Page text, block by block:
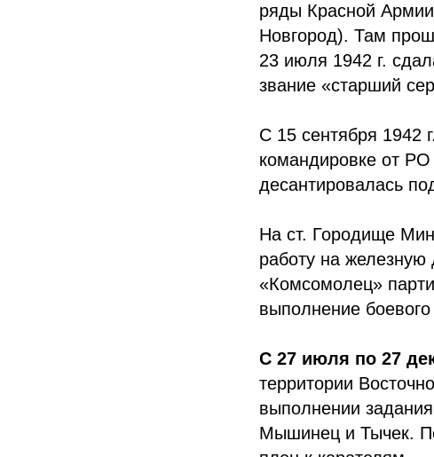
ряды Красной
Новгород). Там
23 июля 1942 г.
звание «старший
С 15 сентября 1942
командировке от
десантировалась
На ст. Городище
работу на железную
«Комсомолец»
выполнение
С 27 июля по 27
территории
выполнении
Мышинец и Тычек.